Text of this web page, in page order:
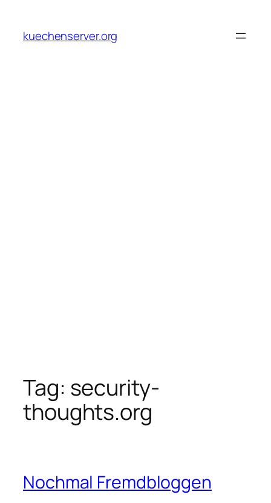
content
kuechenserver.org
Tag: security-
thoughts.org
Nochmal Fremdbloggen